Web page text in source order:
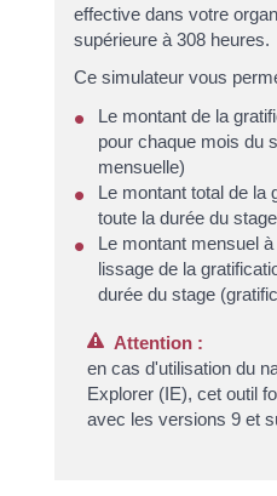
effective dans votre
supérieure à 308 heures.
Ce simulateur vous
Le montant de la
pour chaque mois du
mensuelle)
Le montant total de la
toute la durée du
Le montant mensuel
lissage de la
durée du stage
Attention :
en cas d'utilisation du
Explorer (IE), cet outil
avec les versions 9 et